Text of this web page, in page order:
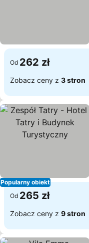
Od 262 zł
Zobacz ceny z 3 stron
Popularny obiekt
Od 265 zł
Zobacz ceny z 9 stron